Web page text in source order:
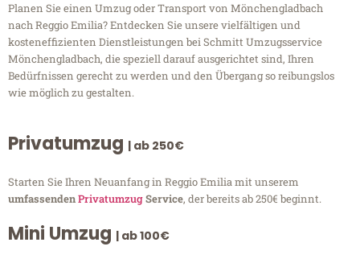
Planen Sie einen Umzug oder Transport von Mönchengladbach
nach Reggio Emilia? Entdecken Sie unsere vielfältigen und
kosteneffizienten Dienstleistungen bei Schmitt Umzugsservice
Mönchengladbach, die speziell darauf ausgerichtet sind, Ihren
Bedürfnissen gerecht zu werden und den Übergang so reibungslos
wie möglich zu gestalten.
Privatumzug | ab 250€
Starten Sie Ihren Neuanfang in Reggio Emilia mit unserem
umfassendenPrivatumzugService, der bereits ab 250€ beginnt.
Mini Umzug | ab 100€